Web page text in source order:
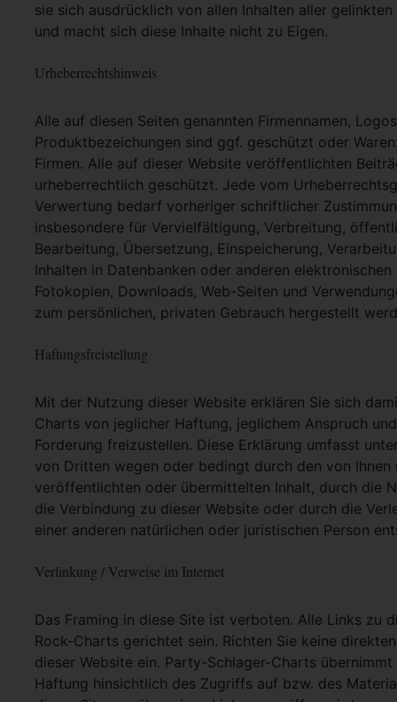
sie sich ausdrücklich von allen Inhalten aller
und macht sich diese Inhalte nicht zu Eigen.
Urheberrechtshinweis
Alle auf diesen Seiten genannten Firmennamen,
Produktbezeichungen sind ggf. geschützt oder
Firmen. Alle auf dieser Website veröffentlichten
urheberrechtlich geschützt. Jede vom
Verwertung bedarf vorheriger schriftlicher
insbesondere für Vervielfältigung, Verbreitung,
Bearbeitung, Übersetzung, Einspeicherung,
Inhalten in Datenbanken oder anderen
Fotokopien, Downloads, Web-Seiten und
zum persönlichen, privaten Gebrauch hergestellt
Haftungsfreistellung
Mit der Nutzung dieser Website erklären Sie sich
Charts von jeglicher Haftung, jeglichem Anspruch
Forderung freizustellen. Diese Erklärung umfasst
von Dritten wegen oder bedingt durch den von Ihnen
veröffentlichten oder übermittelten Inhalt, durch die
die Verbindung zu dieser Website oder durch die
einer anderen natürlichen oder juristischen Person
Verlinkung / Verweise im Internet
Das Framing in diese Site ist verboten. Alle Links zu
Rock-Charts gerichtet sein. Richten Sie keine
dieser Website ein. Party-Schlager-Charts
Haftung hinsichtlich des Zugriffs auf bzw. des